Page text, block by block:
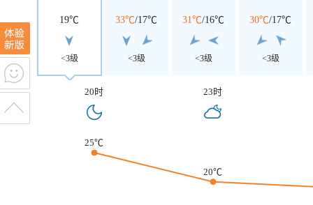
19℃
<3级
33℃/17℃
<3级
31℃/16℃
<3级
30℃/17℃
<3级
20时 23时
25℃
20℃